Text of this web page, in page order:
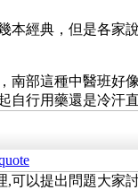
本經典，但是各家
南部這種中醫班好
行用藥還是冷汗直
可以提出問題大家